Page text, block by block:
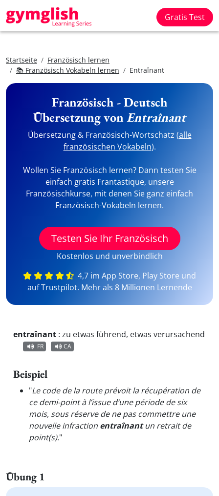
Gratis Test
Startseite
Französisch lernen
📚 Französisch Vokabeln lernen
Entraînant
Französisch - Deutsch
Übersetzung vonEntraînant
Übersetzung & Französisch-Wortschatz (alle
französischen Vokabeln).
Wollen Sie Französisch lernen? Dann testen Sie
einfach gratis Frantastique, unsere
Französischkurse, mit denen Sie ganz einfach
Französisch-Vokabeln lernen.
Testen Sie Ihr Französisch
Kostenlos und unverbindlich
4,7 im App Store, Play Store und
auf Trustpilot. Mehr als 8 Millionen Lernende
entraînant : zu etwas führend, etwas verursachend
FR CA
Beispiel
"Le code de la route prévoit la récupération de
ce demi-point à l’issue d’une période de six
mois, sous réserve de ne pas commettre une
nouvelle infraction entraînantun retrait de
point(s)."
Übung 1